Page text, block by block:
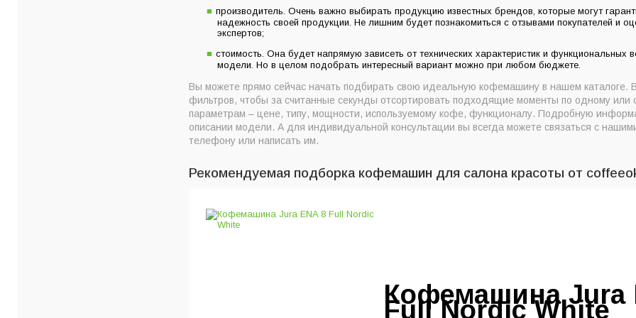
производитель. Очень важно выбирать продукцию известных брендов, которые могут
надежность своей продукции. Не лишним будет познакомиться с отзывами покупателей и
экспертов;
стоимость. Она будет напрямую зависеть от технических характеристик и функциональных
модели. Но в целом подобрать интересный вариант можно при любом бюджете.
Вы можете прямо сейчас начать подбирать свою идеальную кофемашину в нашем каталоге.
фильтров, чтобы за считанные секунды отсортировать подходящие моменты по одному или
параметрам – цене, типу, мощности, используемому кофе, функционалу. Подробную
описании модели. А для индивидуальной консультации вы всегда можете связаться с
телефону или написать им.
Рекомендуемая подборка кофемашин для салона красоты от
Кофемашина Jura
Full Nordic White